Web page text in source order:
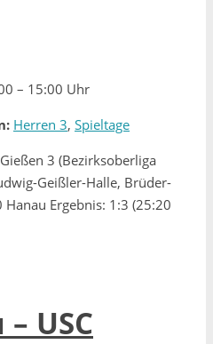
– 15:00 Uhr
Herren 3, Spieltage
3 (Bezirksoberliga
Geißler-Halle, Brüder-
Ergebnis: 1:3 (25:20
USC